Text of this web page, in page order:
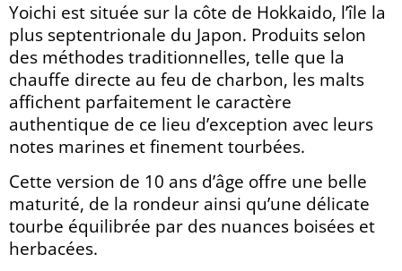
Yoichi est située sur la côte de Hokkaido, l’île la
plus septentrionale du Japon. Produits selon
des méthodes traditionnelles, telle que la
chauffe directe au feu de charbon, les malts
affichent parfaitement le caractère
authentique de ce lieu d’exception avec leurs
notes marines et finement tourbées.
Cette version de 10 ans d’âge offre une belle
maturité, de la rondeur ainsi qu’une délicate
tourbe équilibrée par des nuances boisées et
herbacées.